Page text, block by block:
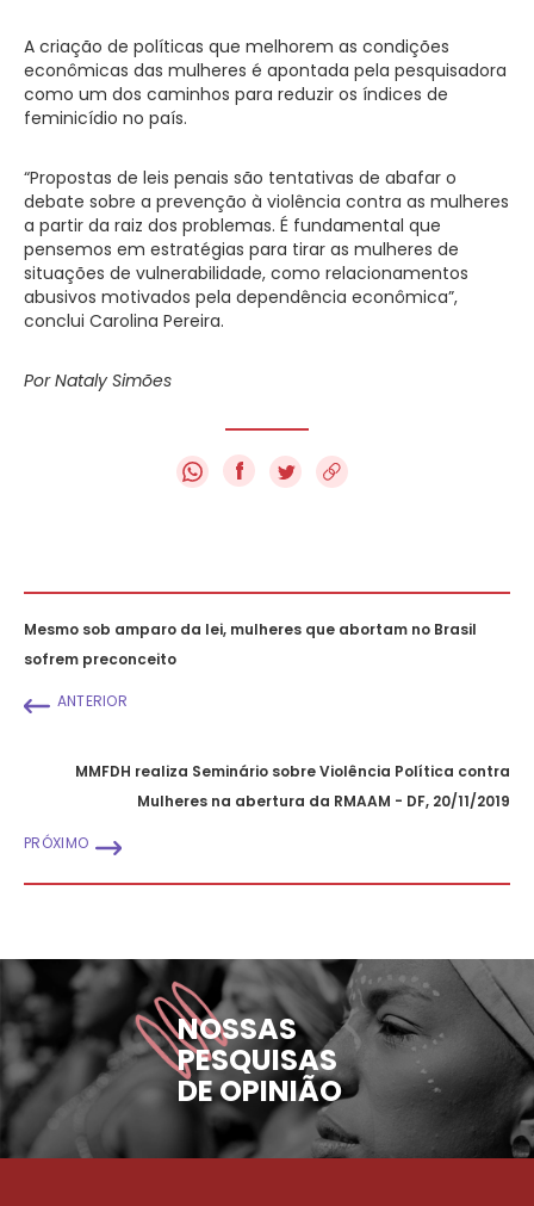
A criação de políticas que melhorem as condições
econômicas das mulheres é apontada pela pesquisadora
como um dos caminhos para reduzir os índices de
feminicídio no país.
“Propostas de leis penais são tentativas de abafar o
debate sobre a prevenção à violência contra as mulheres
a partir da raiz dos problemas. É fundamental que
pensemos em estratégias para tirar as mulheres de
situações de vulnerabilidade, como relacionamentos
abusivos motivados pela dependência econômica”,
conclui Carolina Pereira.
Por Nataly Simões
f
Mesmo sob amparo da lei, mulheres que abortam no Brasil
sofrem preconceito
ANTERIOR
MMFDH realiza Seminário sobre Violência Política contra
Mulheres na abertura da RMAAM - DF, 20/11/2019
PRÓXIMO
NOSSAS
PESQUISAS
DE OPINIÃO